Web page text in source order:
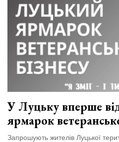
У Луцьку вперше
ярмарок
Запрошують жителів Луцької